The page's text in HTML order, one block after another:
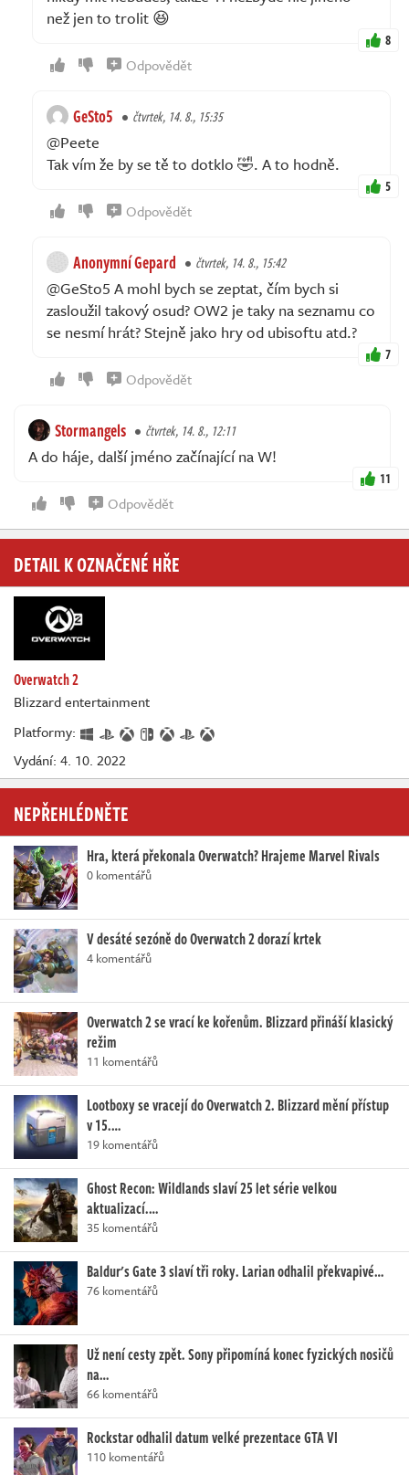
než jen to trolit 😆
8
Odpovědět
GeSto5 čtvrtek, 14. 8., 15:35
@Peete
Tak vím že by se tě to dotklo 🤣. A to hodně.
5
Odpovědět
Anonymní Gepard čtvrtek, 14. 8., 15:42
@GeSto5 A mohl bych se zeptat, čím bych si
zasloužil takový osud? OW2 je taky na seznamu co
se nesmí hrát? Stejně jako hry od ubisoftu atd.?
7
Odpovědět
Stormangels čtvrtek, 14. 8., 12:11
A do háje, další jméno začínající na W!
11
Odpovědět
DETAIL K OZNAČENÉ HŘE
Overwatch 2
Blizzard entertainment
Platformy:
Vydání: 4. 10. 2022
NEPŘEHLÉDNĚTE
Hra, která překonala Overwatch? Hrajeme Marvel Rivals
0 komentářů
V desáté sezóně do Overwatch 2 dorazí krtek
4 komentářů
Overwatch 2 se vrací ke kořenům. Blizzard přináší klasický
režim
11 komentářů
Lootboxy se vracejí do Overwatch 2. Blizzard mění přístup
v 15.…
19 komentářů
Ghost Recon: Wildlands slaví 25 let série velkou
aktualizací.…
35 komentářů
Baldur's Gate 3 slaví tři roky. Larian odhalil překvapivé…
76 komentářů
Už není cesty zpět. Sony připomíná konec fyzických nosičů
na…
66 komentářů
Rockstar odhalil datum velké prezentace GTA VI
110 komentářů